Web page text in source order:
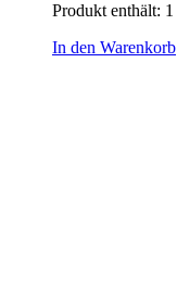
Produkt enthält: 1
In den Warenkorb